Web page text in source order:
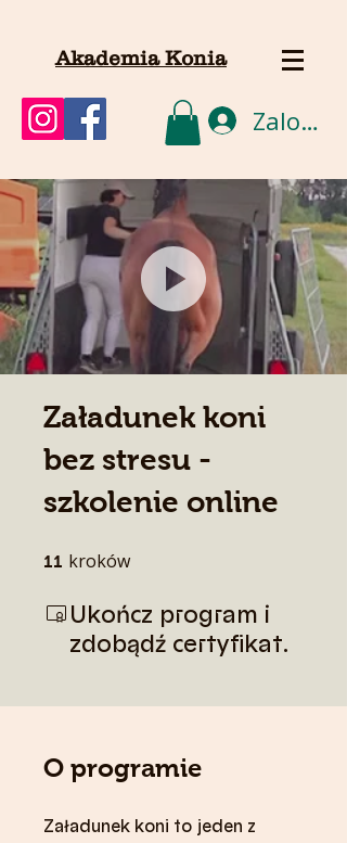
Akademia Konia
Zaloguj
Załadunek koni
bez stresu -
szkolenie online
11 kroków
Ukończ program i
zdobądź certyfikat.
O programie
Załadunek koni to jeden z